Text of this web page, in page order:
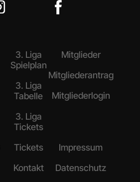
3. Liga
Spielplan
3. Liga
Tabelle
3. Liga
Tickets
Mitglieder
Mitgliederantrag
Mitgliederlogin
Tickets
Kontakt
Impressum
Datenschutz